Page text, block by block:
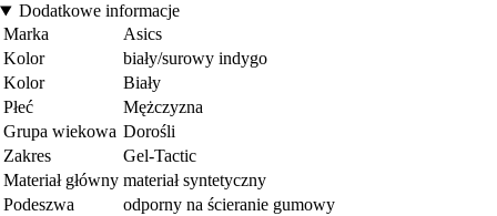
Dodatkowe informacje
Marka
Asics
Kolor
biały/surowy indygo
Kolor
Biały
Płeć
Mężczyzna
Grupa wiekowa Dorośli
Zakres
Gel-Tactic
Materiał główny materiał syntetyczny
Podeszwa
odporny na ścieranie gumowy